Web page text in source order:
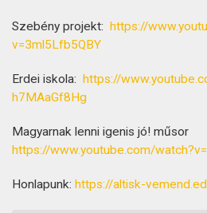
Szebény projekt: https://
v=3ml5Lfb5QBY
Erdei iskola: https://
h7MAaGf8Hg
Magyarnak lenni igenis jó! műsor
https://www.youtube.com/
Honlapunk: https://altisk-